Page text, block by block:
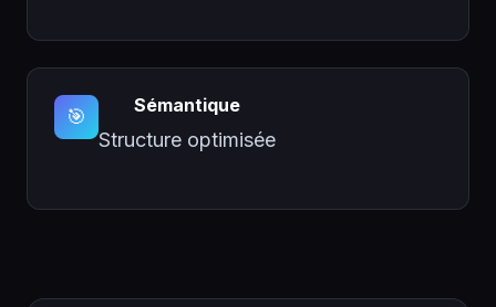
🎯 Sémantique
Structure optimisée